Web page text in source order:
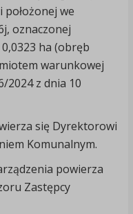
we
oznaczonej
ha (obręb
warunkowej
2024 z dnia 10
się Dyrektorowi
Komunalnym.
powierza
Zastępcy